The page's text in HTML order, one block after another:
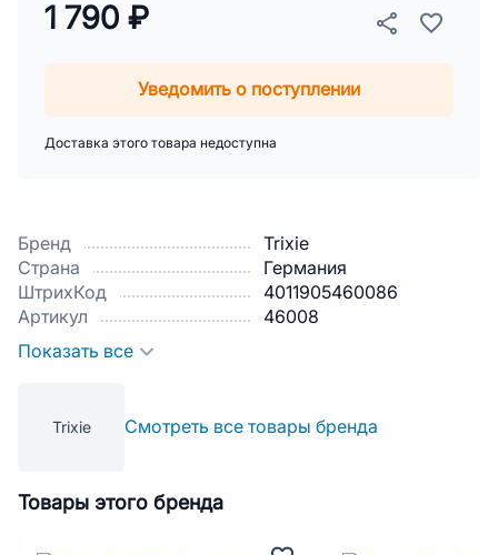
Бренд
Trixie
Страна
Германия
ШтрихКод
4011905460086
Артикул
46008
Показать все
Trixie Смотреть все товары бренда
1 790 ₽
Уведомить о поступлении
Доставка этого товара недоступна
Товары этого бренда